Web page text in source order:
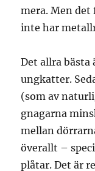
mera. Men
inte har
Det allra bästa
ungkatter.
(som av
gnagarna
mellan
överallt –
plåtar. Det är